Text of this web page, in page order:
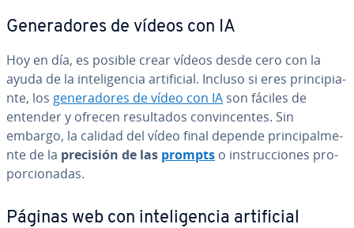
Ge­ne­ra­do­res de vídeos con IA
Hoy en día, es posible crear vídeos desde cero con la
ayuda de la in­te­li­ge­n­cia ar­ti­fi­cial. Incluso si eres pri­n­ci­pia­
n­te, los ge­ne­ra­do­res de vídeo con IA son fáciles de
entender y ofrecen re­su­l­ta­dos co­n­vi­n­ce­n­tes. Sin
embargo, la calidad del vídeo final depende pri­n­ci­pa­l­me­
n­te de la precisión de las prompts o in­s­tru­c­cio­nes pro­
po­r­cio­na­das.
Páginas web con in­te­li­ge­n­cia ar­ti­fi­cial